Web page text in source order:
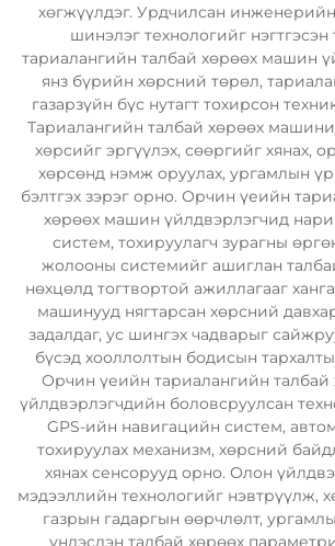
хөгжүүлдэг. Урдчилсан
шинэлэг технологийг нэгтгэсэн
тариалангийн талбай хөрөөх машин
янз бүрийн хөрсний төрөл,
газарзүйн бүс нутагт тохирсон
Тариалангийн талбай хөрөөх
хөрсийг эргүүлэх, сөөргийг хянах,
хөрсөнд нэмж оруулах, ургамлын үр
бэлтгэх зэрэг орно. Орчин үеийн
хөрөөх машин үйлдвэрлэгчид
систем, тохируулагч зурагны
жолооны системийг ашиглан
нөхцөлд тогтвортой ажиллагааг
машинууд нягтарсан хөрсний
задалдаг, ус шингэх чадварыг
бүсэд хооллолтын бодисын
Орчин үеийн тариалангийн
үйлдвэрлэгчдийн боловсруулсан
GPS-ийн навигацийн систем,
тохируулах механизм, хөрсний
хянах сенсорууд орно. Олон
мэдээллийн технологийг нэвтрүүлж,
газрын гадаргын өөрчлөлт,
үндэслэн талбай хөрөөх